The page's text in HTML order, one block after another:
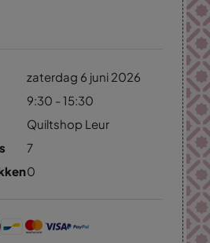
zaterdag 6 juni 2026
9:30 - 15:30
Quiltshop Leur
7
0